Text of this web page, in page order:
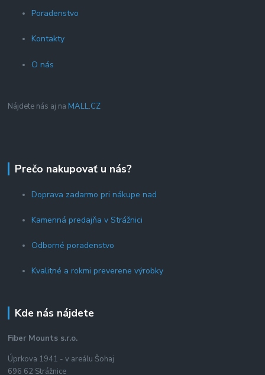
Poradenstvo
Kontakty
O nás
Nájdete nás aj na MALL.CZ
Prečo nakupovať u nás?
Doprava zadarmo pri nákupe nad
Kamenná predajňa v Strážnici
Odborné poradenstvo
Kvalitné a rokmi preverene výrobky
Kde nás nájdete
Fiber Mounts s.r.o.
Úprkova 1941 - v areálu Šohaj
696 62 Strážnice